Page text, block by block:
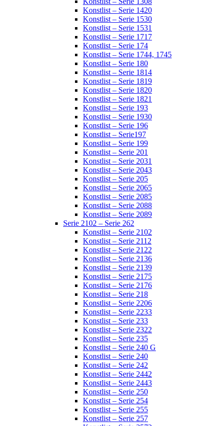
Konstlist – Serie 1420
Konstlist – Serie 1530
Konstlist – Serie 1531
Konstlist – Serie 1717
Konstlist – Serie 174
Konstlist – Serie 1744, 1745
Konstlist – Serie 180
Konstlist – Serie 1814
Konstlist – Serie 1819
Konstlist – Serie 1820
Konstlist – Serie 1821
Konstlist – Serie 193
Konstlist – Serie 1930
Konstlist – Serie 196
Konstlist – Serie197
Konstlist – Serie 199
Konstlist – Serie 201
Konstlist – Serie 2031
Konstlist – Serie 2043
Konstlist – Serie 205
Konstlist – Serie 2065
Konstlist – Serie 2085
Konstlist – Serie 2088
Konstlist – Serie 2089
Serie 2102 – Serie 262
Konstlist – Serie 2102
Konstlist – Serie 2112
Konstlist – Serie 2122
Konstlist – Serie 2136
Konstlist – Serie 2139
Konstlist – Serie 2175
Konstlist – Serie 2176
Konstlist – Serie 218
Konstlist – Serie 2206
Konstlist – Serie 2233
Konstlist – Serie 233
Konstlist – Serie 2322
Konstlist – Serie 235
Konstlist – Serie 240 G
Konstlist – Serie 240
Konstlist – Serie 242
Konstlist – Serie 2442
Konstlist – Serie 2443
Konstlist – Serie 250
Konstlist – Serie 254
Konstlist – Serie 255
Konstlist – Serie 257